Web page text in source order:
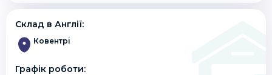
Склад в Англії:
Ковентрі
Графік роботи: